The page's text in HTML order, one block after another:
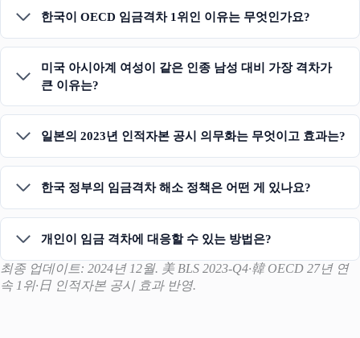
한국이 OECD 임금격차 1위인 이유는 무엇인가요?
미국 아시아계 여성이 같은 인종 남성 대비 가장 격차가
큰 이유는?
일본의 2023년 인적자본 공시 의무화는 무엇이고 효과는?
한국 정부의 임금격차 해소 정책은 어떤 게 있나요?
개인이 임금 격차에 대응할 수 있는 방법은?
최종 업데이트: 2024년 12월. 美 BLS 2023-Q4·韓 OECD 27년 연
속 1위·日 인적자본 공시 효과 반영.